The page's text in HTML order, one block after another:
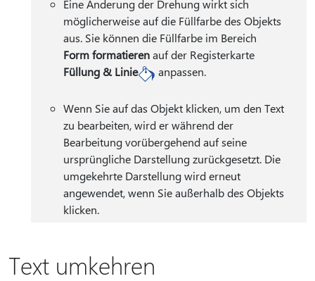
Eine Änderung der Drehung wirkt sich
möglicherweise auf die Füllfarbe des Objekts
aus. Sie können die Füllfarbe im Bereich
Form formatierenauf der Registerkarte
Füllung & Linie
anpassen.
Wenn Sie auf das Objekt klicken, um den Text
zu bearbeiten, wird er während der
Bearbeitung vorübergehend auf seine
ursprüngliche Darstellung zurückgesetzt. Die
umgekehrte Darstellung wird erneut
angewendet, wenn Sie außerhalb des Objekts
klicken.
Text umkehren